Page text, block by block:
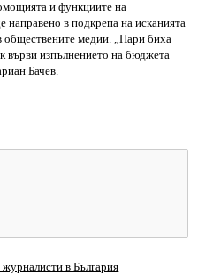
и функциите на
в подкрепа на исканията
обществените медии. „Пари биха
върви изпълнението на бюджета
Бачев.
в България